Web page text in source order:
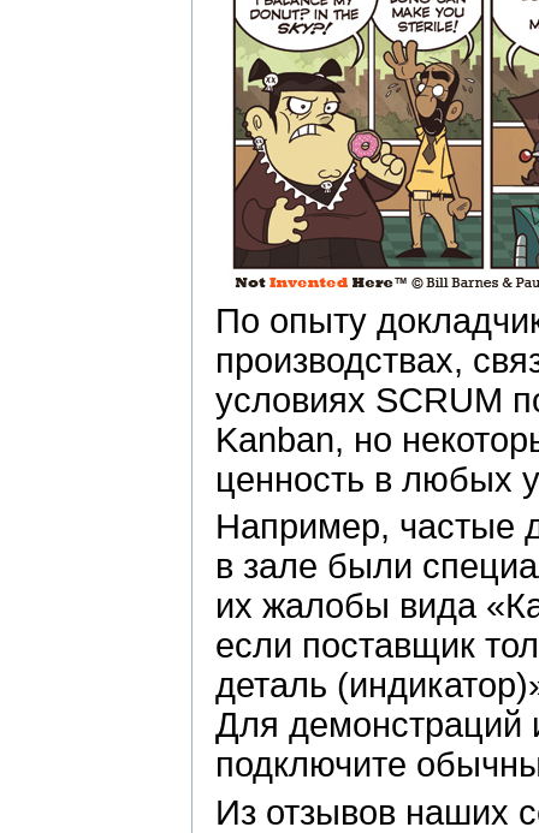
По опыту
производствах,
условиях SCRUM
Kanban, но
ценность в любых
Например, частые
в зале были
их жалобы вида
если поставщик
деталь
Для демонстраций
подключите
Из отзывов наших